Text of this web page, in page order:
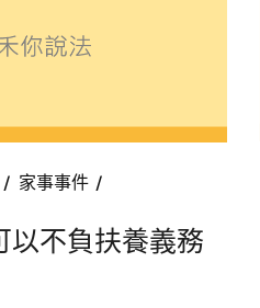
家事事件
以不負扶養義務